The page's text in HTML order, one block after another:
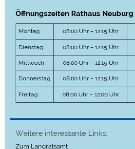
Öffnungszeiten Rathaus
Montag 08:00 Uhr – 12:15 Uhr
Dienstag 08:00 Uhr – 12:15 Uhr
Mittwoch 08:00 Uhr – 12:15 Uhr
Donnerstag 08:00 Uhr – 12:15 Uhr
Freitag 08:00 Uhr – 12:00 Uhr
Weitere interessante Links:
Zum Landratsamt